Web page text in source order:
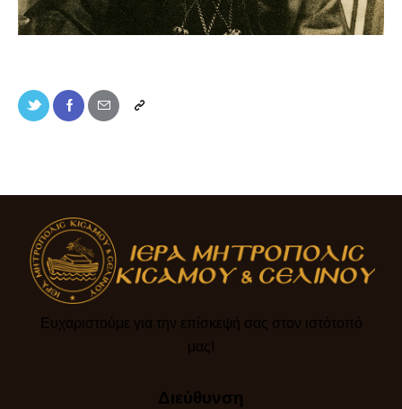
Ευχαριστούμε για την επίσκεψή σας στον ιστότοπό
μας!​
Διεύθυνση